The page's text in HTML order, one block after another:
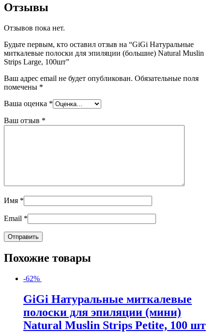
Отзывы
Отзывов пока нет.
Будьте первым, кто оставил отзыв на “GiGi Натуральные
миткалевые полоски для эпиляции (большие) Natural Muslin
Strips Large, 100шт”
Ваш адрес email не будет опубликован. Обязательные поля
помечены *
Ваша оценка *
Ваш отзыв *
Имя *
Email *
Похожие товары
-62%
GiGi Натуральные миткалевые
полоски для эпиляции (мини)
Natural Muslin Strips Petite, 100 шт